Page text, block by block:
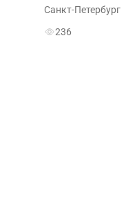
Санкт-Петербург
236